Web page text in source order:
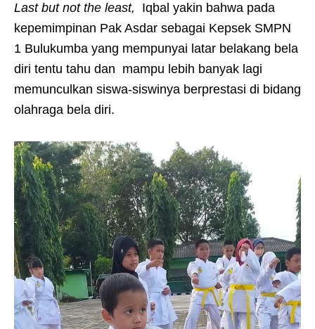
Last but not the least, Iqbal yakin bahwa pada
kepemimpinan Pak Asdar sebagai Kepsek SMPN
1 Bulukumba yang mempunyai latar belakang bela
diri tentu tahu dan mampu lebih banyak lagi
memunculkan siswa-siswinya berprestasi di bidang
olahraga bela diri.